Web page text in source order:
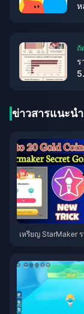
ห
ถั
ร
ข่าวสารแนะนำ
เหรียญ StarMaker